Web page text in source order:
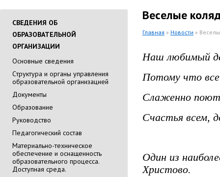
СВЕДЕНИЯ ОБ
ОБРАЗОВАТЕЛЬНОЙ
ОРГАНИЗАЦИИ
Основные сведения
Cтруктура и органы управления
образовательной организацией
Документы
Образование
Руководство
Педагогический состав
Материально-техническое
обеспечение и оснащенность
образовательного процесса.
Доступная среда.
Веселые
Главная » Новости »
Наш любимый
Потому что
Слаженно поют
Счастья всем,
Один из
Христово.